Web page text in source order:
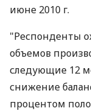
июне 2010 г.
"Респонденты
объемов
следующие 12
снижение
процентом